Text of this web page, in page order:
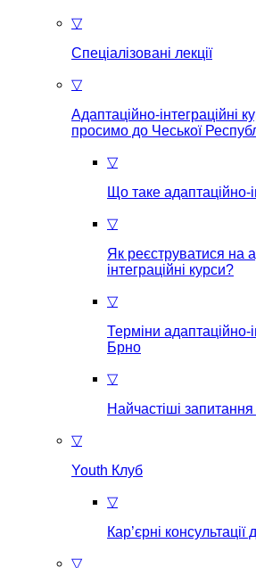
▽
Спеціалізовані лекції
▽
Адаптаційно-інтеграційні
просимо до Чеської
▽
Що таке aдаптаційно-
▽
Як реєструватися на
інтеграційні курси?
▽
Терміни адаптаційно-
Брно
▽
Найчастіші запитання
▽
Youth Клуб
▽
Кар’єрні консультації
▽